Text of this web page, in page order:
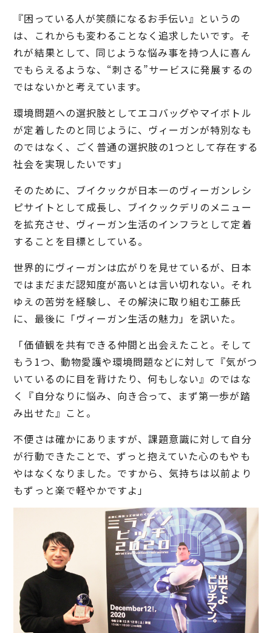
『困っている人が笑顔になるお手伝い』というの
は、これからも変わることなく追求したいです。そ
れが結果として、同じような悩み事を持つ人に喜ん
でもらえるような、“刺さる”サービスに発展するの
ではないかと考えています。
環境問題への選択肢としてエコバッグやマイボトル
が定着したのと同じように、ヴィーガンが特別なも
のではなく、ごく普通の選択肢の1つとして存在する
社会を実現したいです」
そのために、ブイクックが日本一のヴィーガンレシ
ピサイトとして成長し、ブイクックデリのメニュー
を拡充させ、ヴィーガン生活のインフラとして定着
することを目標としている。
世界的にヴィーガンは広がりを見せているが、日本
ではまだまだ認知度が高いとは言い切れない。それ
ゆえの苦労を経験し、その解決に取り組む工藤氏
に、最後に「ヴィーガン生活の魅力」を訊いた。
「価値観を共有できる仲間と出会えたこと。そして
もう1つ、動物愛護や環境問題などに対して『気がつ
いているのに目を背けたり、何もしない』のではな
く『自分なりに悩み、向き合って、まず第一歩が踏
み出せた』こと。
不便さは確かにありますが、課題意識に対して自分
が行動できたことで、ずっと抱えていた心のもやも
やはなくなりました。ですから、気持ちは以前より
もずっと楽で軽やかですよ」